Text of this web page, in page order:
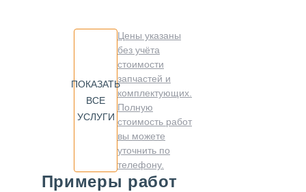
ПОКАЗАТЬ
ВСЕ
УСЛУГИ
Цены указаны
без учёта
стоимости
запчастей и
комплектующих.
Полную
стоимость работ
вы можете
уточнить по
телефону.
Примеры работ